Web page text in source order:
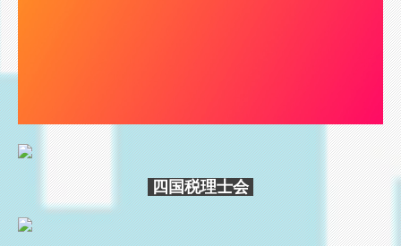
四国税理士会